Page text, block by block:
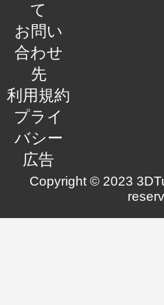
て
お問い
合わせ
先
利用規約
プライ
バシー
広告
Copyright © 2023